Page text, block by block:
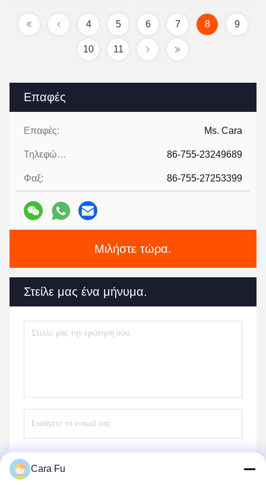
Επαφές
Επαφές: Ms. Cara
Τηλεφώνημα: 86-755-23249689
Φαξ: 86-755-27253399
Μιλήστε τώρα.
Στείλε μας ένα μήνυμα.
4 5 6 7 8 9
10 11
Cara Fu